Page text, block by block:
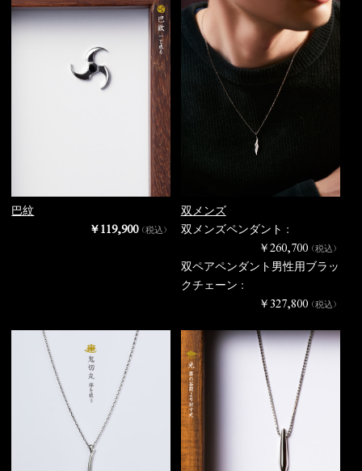
巴紋
￥119,900（税込）
双メンズ
双メンズペンダント :
￥260,700（税込）
双ペアペンダント男性用ブラッ
クチェーン :
￥327,800（税込）